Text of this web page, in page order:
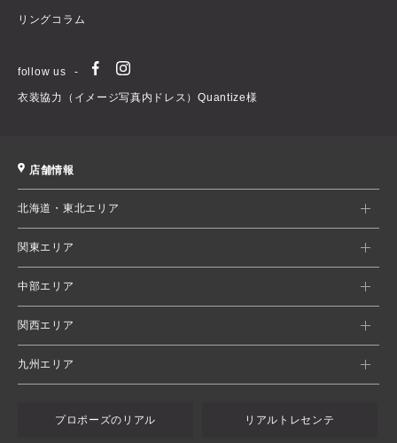
リングコラム
follow us
衣装協力（イメージ写真内ドレス）Quantize様
店舗情報
北海道・東北エリア
関東エリア
中部エリア
関西エリア
九州エリア
プロポーズのリアル リアルトレセンテ